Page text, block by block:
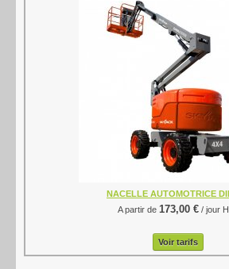
NACELLE AUTOMOTRICE
A partir de 173,00 € / jour
Voir tarifs